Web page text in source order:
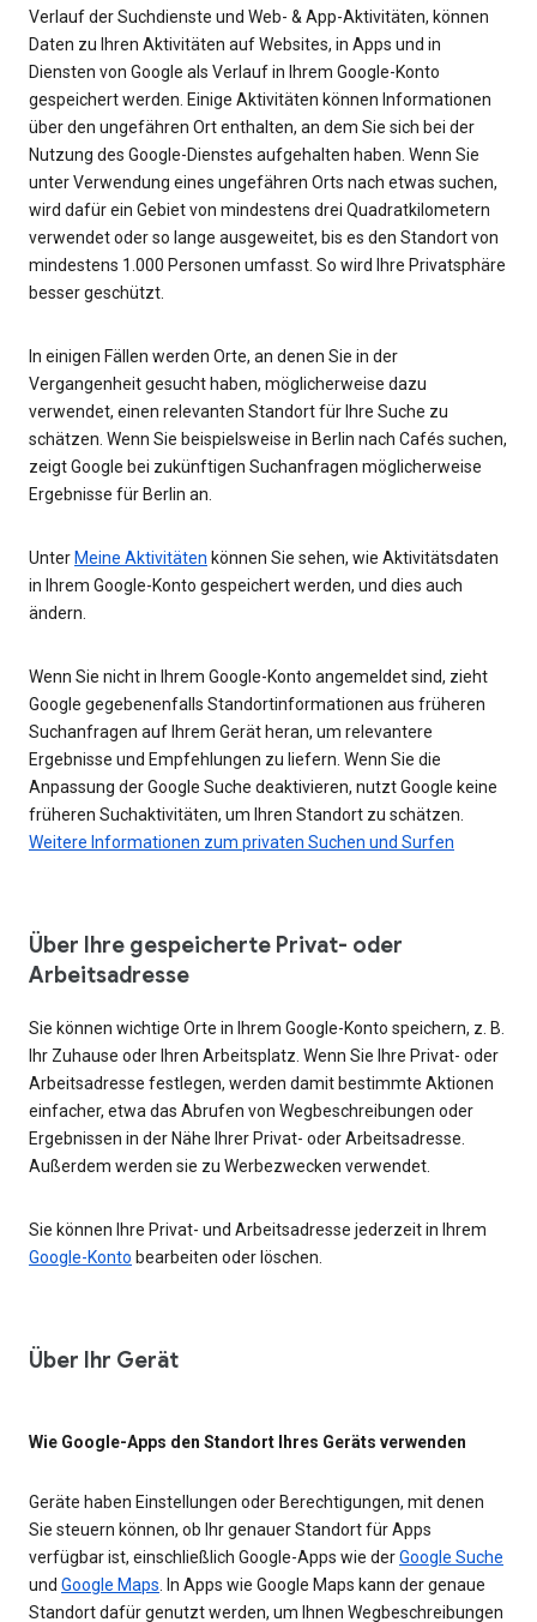
Verlauf der Suchdienste und Web- & App-Aktivitäten, können
Daten zu Ihren Aktivitäten auf Websites, in Apps und in
Diensten von Google als Verlauf in Ihrem Google-Konto
gespeichert werden. Einige Aktivitäten können Informationen
über den ungefähren Ort enthalten, an dem Sie sich bei der
Nutzung des Google-Dienstes aufgehalten haben. Wenn Sie
unter Verwendung eines ungefähren Orts nach etwas suchen,
wird dafür ein Gebiet von mindestens drei Quadratkilometern
verwendet oder so lange ausgeweitet, bis es den Standort von
mindestens 1.000 Personen umfasst. So wird Ihre Privatsphäre
besser geschützt.
In einigen Fällen werden Orte, an denen Sie in der
Vergangenheit gesucht haben, möglicherweise dazu
verwendet, einen relevanten Standort für Ihre Suche zu
schätzen. Wenn Sie beispielsweise in Berlin nach Cafés suchen,
zeigt Google bei zukünftigen Suchanfragen möglicherweise
Ergebnisse für Berlin an.
UnterMeine Aktivitäten können Sie sehen, wie Aktivitätsdaten
in Ihrem Google-Konto gespeichert werden, und dies auch
ändern.
Wenn Sie nicht in Ihrem Google-Konto angemeldet sind, zieht
Google gegebenenfalls Standortinformationen aus früheren
Suchanfragen auf Ihrem Gerät heran, um relevantere
Ergebnisse und Empfehlungen zu liefern. Wenn Sie die
Anpassung der Google Suche deaktivieren, nutzt Google keine
früheren Suchaktivitäten, um Ihren Standort zu schätzen.
Weitere Informationen zum privaten Suchen und Surfen
Über Ihre gespeicherte Privat- oder
Arbeitsadresse
Sie können wichtige Orte in Ihrem Google-Konto speichern, z. B.
Ihr Zuhause oder Ihren Arbeitsplatz. Wenn Sie Ihre Privat- oder
Arbeitsadresse festlegen, werden damit bestimmte Aktionen
einfacher, etwa das Abrufen von Wegbeschreibungen oder
Ergebnissen in der Nähe Ihrer Privat- oder Arbeitsadresse.
Außerdem werden sie zu Werbezwecken verwendet.
Sie können Ihre Privat- und Arbeitsadresse jederzeit in Ihrem
Google-Konto bearbeiten oder löschen.
Über Ihr Gerät
Wie Google-Apps den Standort Ihres Geräts verwenden
Geräte haben Einstellungen oder Berechtigungen, mit denen
Sie steuern können, ob Ihr genauer Standort für Apps
verfügbar ist, einschließlich Google-Apps wie derGoogle Suche
und Google Maps. In Apps wie Google Maps kann der genaue
Standort dafür genutzt werden, um Ihnen Wegbeschreibungen